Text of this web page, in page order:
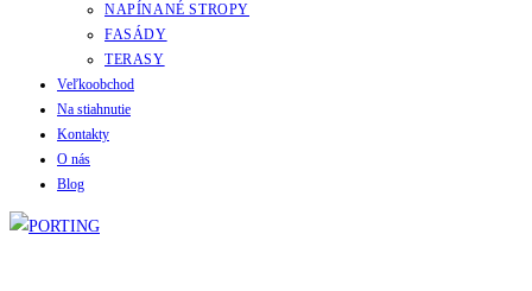
NAPÍNANÉ STROPY
FASÁDY
TERASY
Veľkoobchod
Na stiahnutie
Kontakty
O nás
Blog